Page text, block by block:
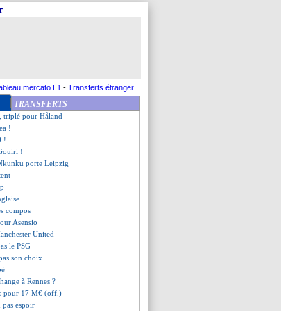
mercato L1 - Transferts étranger
TRANSFERTS
reste sur sa position
à Majorque
triplé pour Håland
!
!
!
porte Leipzig
compos
Asensio
United
le PSG
son choix
à Rennes ?
pour 17 M€ (off.)
espoir